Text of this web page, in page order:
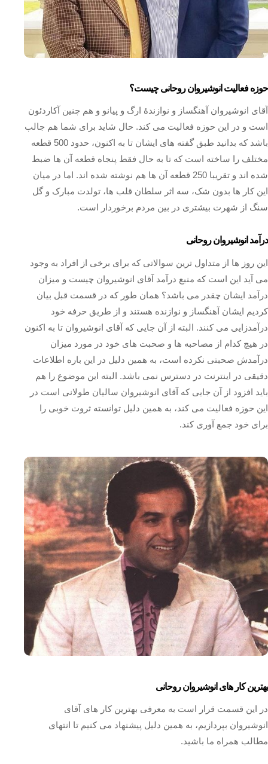
حوزه فعالیت انوشیروان روحانی چیست؟
آقای انوشیروان آهنگساز و نوازندهٔ ارگ و پیانو و هم چنین آکاردئون
است و در این حوزه فعالیت می کند. حال شاید برای شما هم جالب
باشد که بدانید طبق گفته های ایشان تا به اکنون، حدود 500 قطعه
مختلف را ساخته است که تا به حال فقط پنجاه قطعه آن ها ضبط
شده اند و تقریبا 250 قطعه آن ها هم نوشته شده اند. اما در میان
این کار ها بدون شک، سه اثر سلطان قلب ها، تولدت مبارک و گل
سنگ از شهرت بیشتری در بین مردم برخوردار است.
درآمد انوشیروان روحانی
این روز ها از متداول ترین سوالاتی که برای برخی از افراد به وجود
می‌ آید این است که منبع درآمد آقای انوشیروان چیست و میزان
درآمد ایشان چقدر می باشد؟ همان طور که در قسمت قبل بیان
کردیم ایشان آهنگساز و نوازنده هستند و از طریق حرفه‌ خود
درآمدزایی می‌ کنند. البته از آن جایی که آقای انوشیروان تا به اکنون
در هیچ کدام از مصاحبه‌ ها و صحبت‌ های خود در مورد میزان
درآمدش صحبتی نکرده است، به همین دلیل در این باره اطلاعات
دقیقی در اینترنت در دسترس نمی باشد. البته این موضوع را هم
باید افزود از آن جایی که آقای انوشیروان سالیان طولانی است در
این حوزه فعالیت می‌ کند، به همین دلیل توانسته ثروت خوبی را
برای خود جمع آوری کند.
بهترین کار های انوشیروان روحانی
در این قسمت قرار است به معرفی بهترین کار های آقای
انوشیروان بپردازیم، به همین دلیل پیشنهاد می کنیم تا انتهای
مطالب همراه ما باشید.